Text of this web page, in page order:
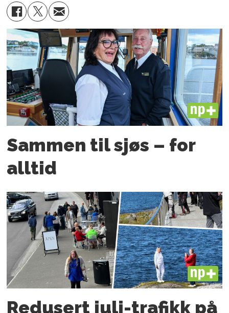
PLUS
Sammen til sjøs – for
alltid
PLUS
Redusert juli-trafikk på